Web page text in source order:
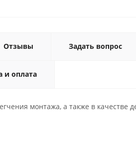
Отзывы Задать вопрос
и оплата
монтажа, а также в качестве